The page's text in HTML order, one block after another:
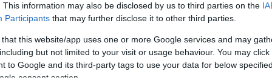
This information may also be disclosed by us to third parties on the
Participants that may further disclose it to other third parties.
that this website/app uses one or more Google services and may
but not limited to your visit or usage behaviour. You may
to Google and its third-party tags to use your data for below
consent section.
megoldás. Hazánkban az autótípus bruttó 10,9